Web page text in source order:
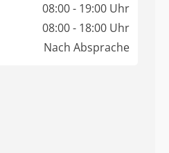
08:00 - 19:00 Uhr
08:00 - 18:00 Uhr
Nach Absprache